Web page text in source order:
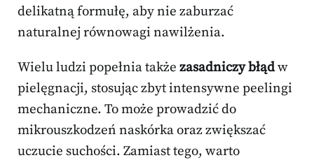
delikatną formułę, aby nie zaburzać
naturalnej równowagi nawilżenia.
Wielu ludzi popełnia także zasadniczy błądw
pielęgnacji, stosując zbyt intensywne peelingi
mechaniczne. To może prowadzić do
mikrouszkodzeń naskórka oraz zwiększać
uczucie suchości. Zamiast tego, warto